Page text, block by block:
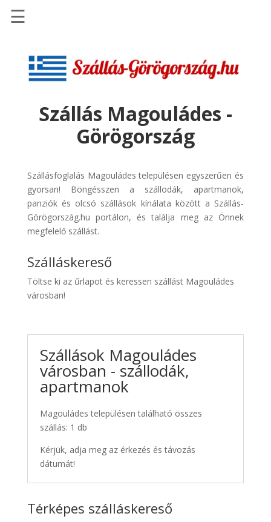
Szállások
Repülőjegy
pénzvisszatérítéssel
Discover
Cars
Transzfer
Kiwi
Taxi
☰
Szállás Magouládes -
Görögország
Szállásfoglalás Magouládes településen egyszerűen és
gyorsan! Böngésszen a szállodák, apartmanok,
panziók és olcsó szállások kínálata között a Szállás-
Görögország.hu portálon, és találja meg az Önnek
megfelelő szállást.
Szálláskereső
Töltse ki az űrlapot és keressen szállást Magouládes
városban!
Szállások Magouládes
városban - szállodák,
apartmanok
Magouládes településen található összes
szállás: 1 db
Kérjük, adja meg az érkezés és távozás
dátumát!
Térképes szálláskereső